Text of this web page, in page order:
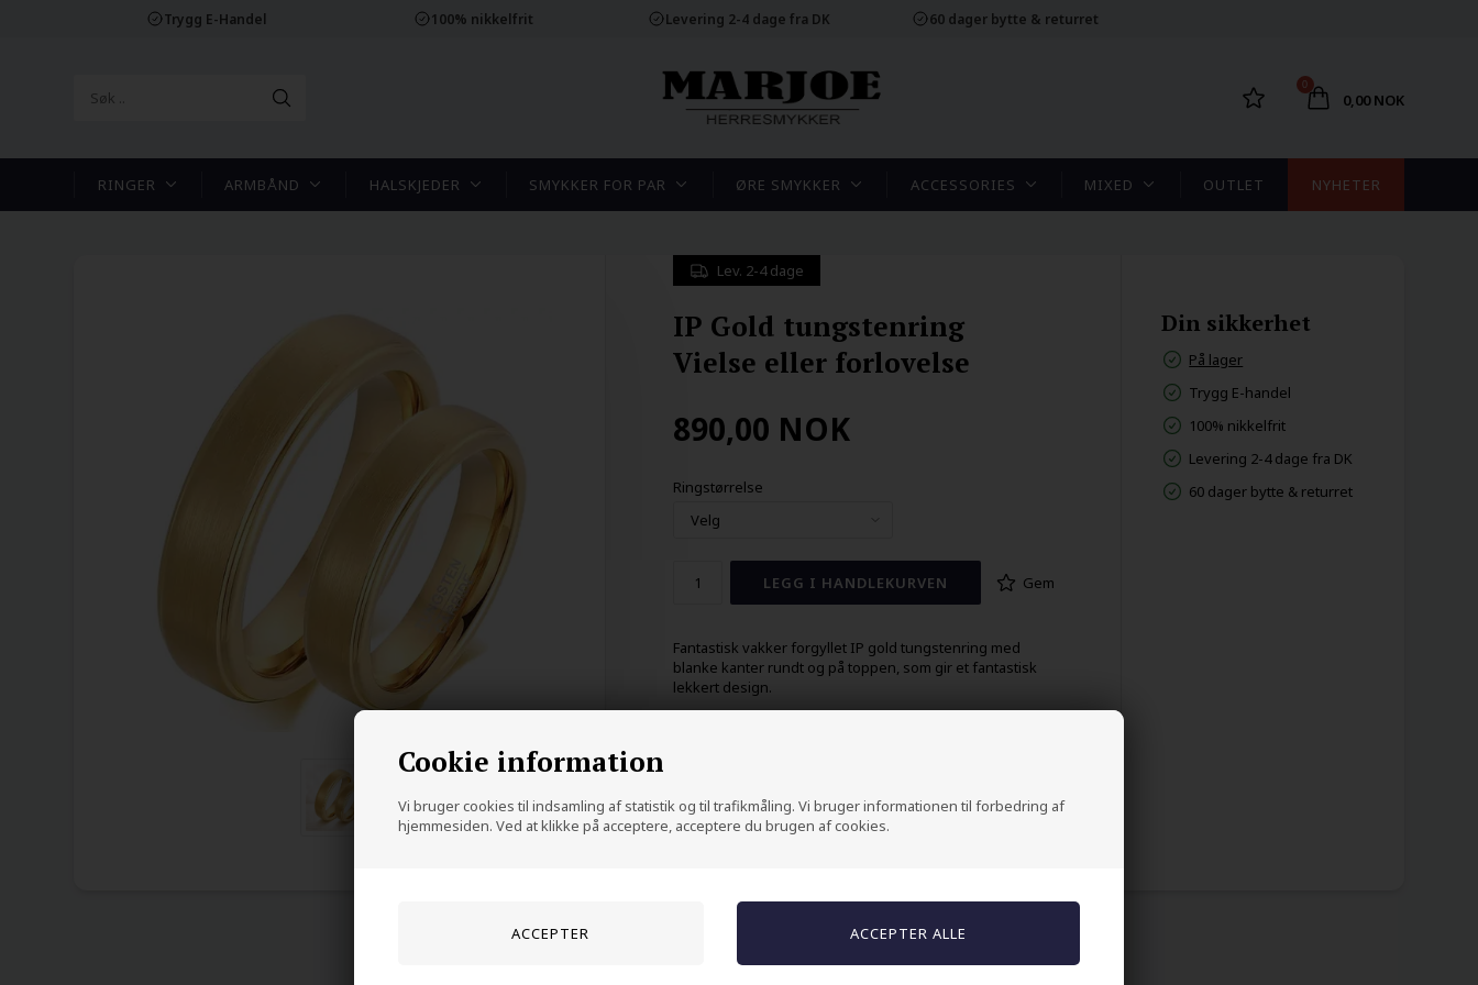
Cookie information
Vi bruger cookies til indsamling af statistik og til trafikmåling. Vi bruger informationen til forbedring af
hjemmesiden. Ved at klikke på acceptere, acceptere du brugen af cookies.
Trygg E-Handel 100% nikkelfrit Levering 2-4 dage fra DK 60 dager bytte & returret
0
0,00 NOK
RINGER ARMBÅND HALSKJEDER SMYKKER FOR PAR ØRE SMYKKER ACCESSORIES MIXED OUTLET NYHETER
Lev. 2-4 dage
IP Gold tungstenring
Vielse eller forlovelse
890,00 NOK
Ringstørrelse
Gem
Fantastisk vakker forgyllet IP gold tungstenring med
blanke kanter rundt og på toppen, som gir et fantastisk
lekkert design.
Din sikkerhet
På lager
Trygg E-handel
100% nikkelfrit
Levering 2-4 dage fra DK
60 dager bytte & returret
Andre kjøpte også